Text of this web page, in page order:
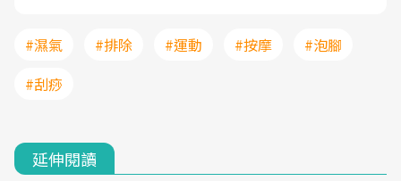
#濕氣 #排除 #運動 #按摩
#泡腳
#刮痧
延伸閱讀